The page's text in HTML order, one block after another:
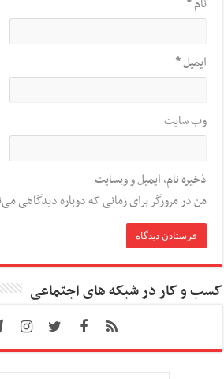
ایمیل*
وب‌ سایت
ذخیره نام، ایمیل و وبسایت
من در مرورگر برای زمانی که دوباره دیدگاهی
کسب و کار در شبکه های اجتماعی